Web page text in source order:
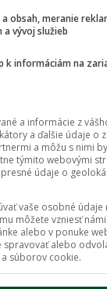
záhrada
obsah, meranie
vývoj služieb
k informáciám na
a informácie z
a ďalšie údaje o
a môžu s nimi
týmito webovými
údaje o
vaše osobné údaje
môžete vzniesť
alebo v ponuke
alebo
súborov cookie.